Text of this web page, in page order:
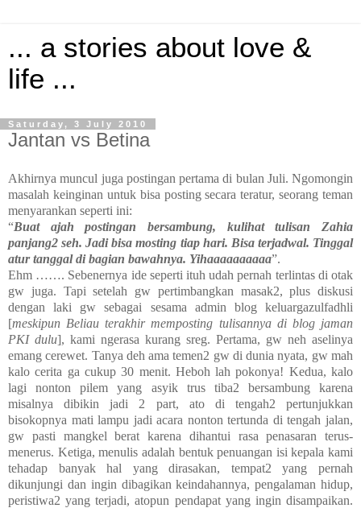
... a stories about love &
life ...
Saturday, 3 July 2010
Jantan vs Betina
Akhirnya muncul juga postingan pertama di bulan Juli. Ngomongin
masalah keinginan untuk bisa posting secara teratur, seorang teman
menyarankan seperti ini:
“Buat ajah postingan bersambung, kulihat tulisan Zahia
panjang2 seh. Jadi bisa mosting tiap hari. Bisa terjadwal. Tinggal
atur tanggal di bagian bawahnya. Yihaaaaaaaaaa”.
Ehm ……. Sebenernya ide seperti ituh udah pernah terlintas di otak
gw juga. Tapi setelah gw pertimbangkan masak2, plus diskusi
dengan laki gw sebagai sesama admin blog keluargazulfadhli
[meskipun Beliau terakhir memposting tulisannya di blog jaman
PKI dulu], kami ngerasa kurang sreg. Pertama, gw neh aselinya
emang cerewet. Tanya deh ama temen2 gw di dunia nyata, gw mah
kalo cerita ga cukup 30 menit. Heboh lah pokonya! Kedua, kalo
lagi nonton pilem yang asyik trus tiba2 bersambung karena
misalnya dibikin jadi 2 part, ato di tengah2 pertunjukkan
bisokopnya mati lampu jadi acara nonton tertunda di tengah jalan,
gw pasti mangkel berat karena dihantui rasa penasaran terus-
menerus. Ketiga, menulis adalah bentuk penuangan isi kepala kami
tehadap banyak hal yang dirasakan, tempat2 yang pernah
dikunjungi dan ingin dibagikan keindahannya, pengalaman hidup,
peristiwa2 yang terjadi, atopun pendapat yang ingin disampaikan.